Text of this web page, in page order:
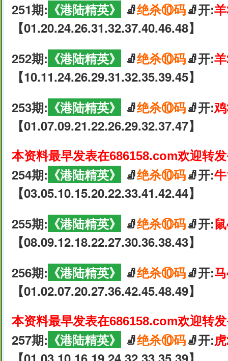
251期: 《港陆精英》 🧦绝杀⑩码🧦开:
【01.20.24.26.31.32.37.40.46.48】
252期: 《港陆精英》 🧦绝杀⑩码🧦开:
【10.11.24.26.29.31.32.35.39.45】
253期: 《港陆精英》 🧦绝杀⑩码🧦开:
【01.07.09.21.22.26.29.32.37.47】
本资料最早发表在686158.com欢迎转
254期: 《港陆精英》 🧦绝杀⑩码🧦开:
【03.05.10.15.20.22.33.41.42.44】
255期: 《港陆精英》 🧦绝杀⑩码🧦开:
【08.09.12.18.22.27.30.36.38.43】
256期: 《港陆精英》 🧦绝杀⑩码🧦开:
【01.02.07.20.27.36.42.45.48.49】
本资料最早发表在686158.com欢迎转
257期: 《港陆精英》 🧦绝杀⑩码🧦开: